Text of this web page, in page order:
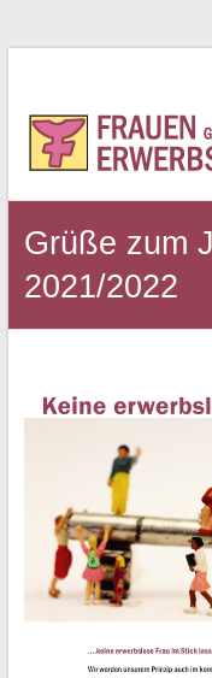
Frauen
gegen
Grüße zum
2021/2022